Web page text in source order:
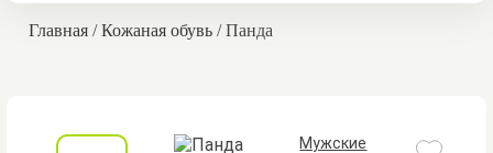
Главная /Кожаная обувь /Панда
Мужские